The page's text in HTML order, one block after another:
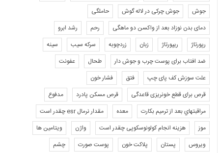
جوش
جوش چرکی در لاله گوش
حاملگی
دمای بدن نوزاد بعد از واکسن دو ماهگی
رحم
رشد ابرو
رپورتاژ
ریپورتاژ زبان زردچوبه سرکه سیب
سینه
ضد افتاب برای پوست چرب و جوش دار
طحال
عفونت
علت سوزش کف پای چپ
فتق
فشار خون
قرص برای قطع خونریزی قاعدگی
قرص مسکن پادرد
مدفوع
مراقبتهاي بعد از ترميم بكارت
معده
مقدار نرمال esr چقدر است
موز
هزینه انجام کولونوسکوپی چقدر است واژن
ویتامین ها
ویروس
پستان پلاکت خون پوست صورت
چشم